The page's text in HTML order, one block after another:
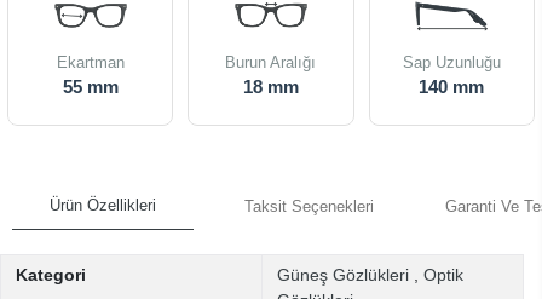
Ekartman
55 mm
Burun Aralığı
18 mm
Sap Uzunluğu
140 mm
Ürün Özellikleri Taksit Seçenekleri Garanti Ve
Kategori Güneş Gözlükleri
Optik